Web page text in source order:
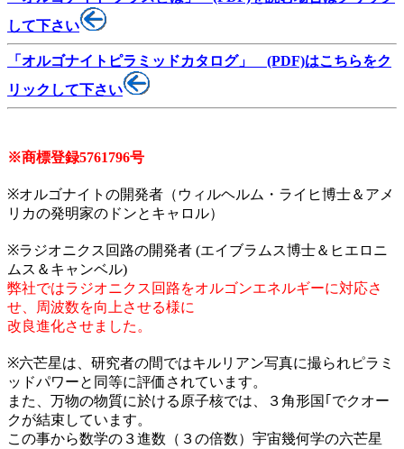
して下さい
「オルゴナイトピラミッドカタログ」 (PDF)はこちらをク
リックして下さい
※商標登録5761796号
※オルゴナイトの開発者（ウィルヘルム・ライヒ博士＆アメ
リカの発明家のドンとキャロル）
※ラジオニクス回路の開発者 (エイブラムス博士＆ヒエロニ
ムス＆キャンベル)
弊社ではラジオニクス回路をオルゴンエネルギーに対応さ
せ、周波数を向上させる様に
改良進化させました。
※六芒星は、研究者の間ではキルリアン写真に撮られピラミ
ッドパワーと同等に評価されています。
また、万物の物質に於ける原子核では、３角形国｢でクオー
クが結束しています。
この事から数学の３進数（３の倍数）宇宙幾何学の六芒星